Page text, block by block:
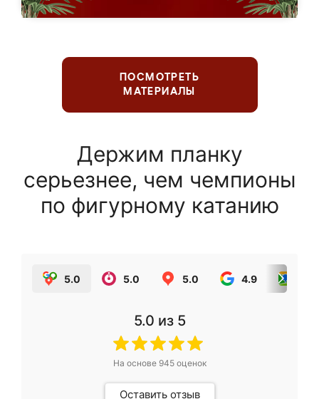
ПОСМОТРЕТЬ
МАТЕРИАЛЫ
Держим планку
серьезнее, чем чемпионы
по фигурному катанию
5.0 5.0 5.0 4.9
5.0 из 5
На основе 945оценок
Оставить отзыв